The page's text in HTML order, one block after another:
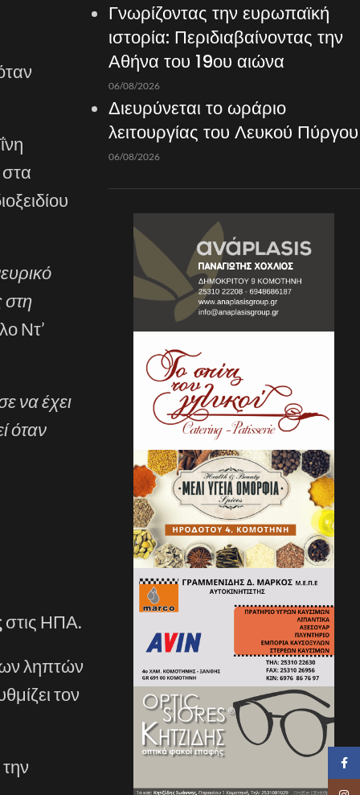
στη
Ντ’
να έχει
όταν
στις ΗΠΑ.
ληπτών
τον
Γνωρίζοντας την ευρωπαϊκή
ιστορία: Περιδιαβαίνοντας την
Αθήνα του 19ου αιώνα
06/08/2026
Διευρύνεται το ωράριο
λειτουργίας του Λευκού Πύργου
06/08/2026